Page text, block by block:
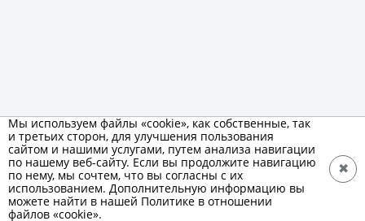
Мы используем файлы «cookie», как собственные, так
и третьих сторон, для улучшения пользования
сайтом и нашими услугами, путем анализа навигации
по нашему веб-сайту. Если вы продолжите навигацию
по нему, мы сочтем, что вы согласны с их
использованием. Дополнительную информацию вы
можете найти в нашей Политике в отношении
файлов «cookie».
✖